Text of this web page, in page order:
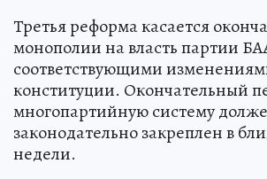
Третья реформа касается
монополии на власть партии
соответствующими
конституции. Окончательный
многопартийную систему
законодательно закреплен в
недели.